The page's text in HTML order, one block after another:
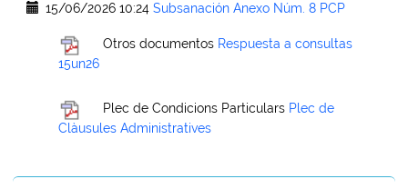
15/06/2026 10:24 Subsanación Anexo Núm. 8 PCP
Otros documentos Respuesta a consultas
15un26
Plec de Condicions Particulars Plec de
Clàusules Administratives